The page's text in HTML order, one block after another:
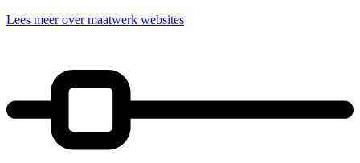
Lees meer over maatwerk websites